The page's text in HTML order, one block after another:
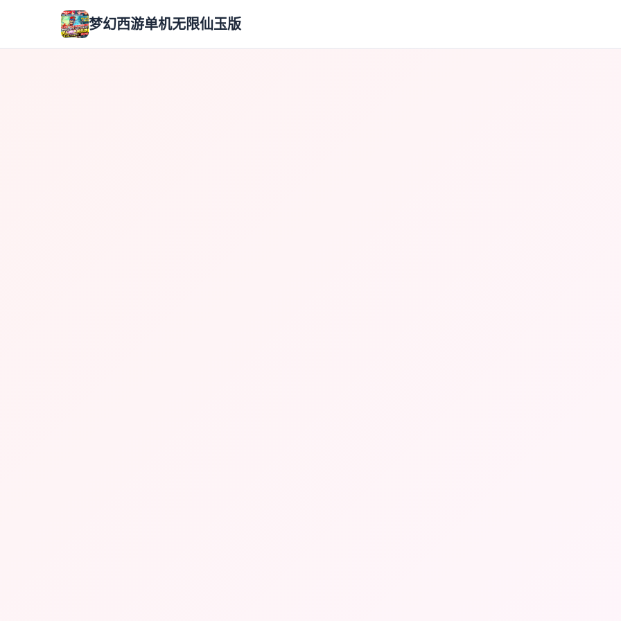
梦幻西游单机无限仙玉版